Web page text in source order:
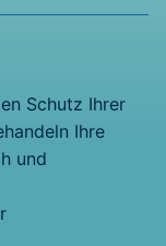
Schutz Ihrer
Ihre
und